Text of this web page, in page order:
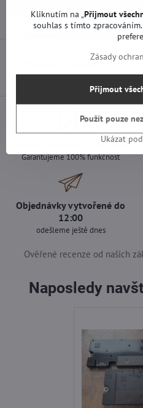
Všechny produkty testujeme
Garantujeme 100% funkčnost
Objednávky vytvořené do
12:00
odešleme ještě dnes
Ověřené recenze od našich
Naposledy
Kliknutím na „Přijmout
souhlas s tímto
Zásady
Ukázat
Přijmout
Použít pouze